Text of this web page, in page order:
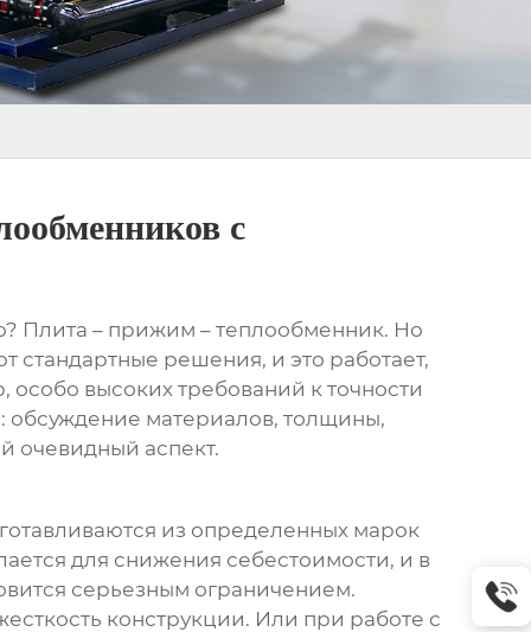
с
Плита – прижим – теплообменник. Но
стандартные решения, и это работает,
высоких требований к точности
обсуждение материалов, толщины,
очевидный аспект.
из определенных марок
для снижения себестоимости, и в
серьезным ограничением.
конструкции. Или при работе с